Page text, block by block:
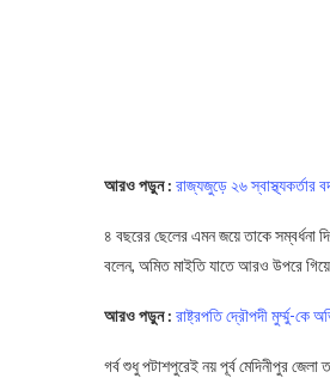
আরও পড়ুন : রাজ্যজুড়ে ২৬ স্বাস্থ্যকর্তার
৪ বছরের ছেলের এমন জয়ে তাকে সম্বর্ধনা
বলেন, অমিত মাইতি যাতে আরও উপরে
আরও পড়ুন : রাষ্ট্রপতি দ্রৌপদী মুর্ম্মু-কে
গর্ব শুধু পটাশপুরেই নয় পূর্ব মেদিনীপুর